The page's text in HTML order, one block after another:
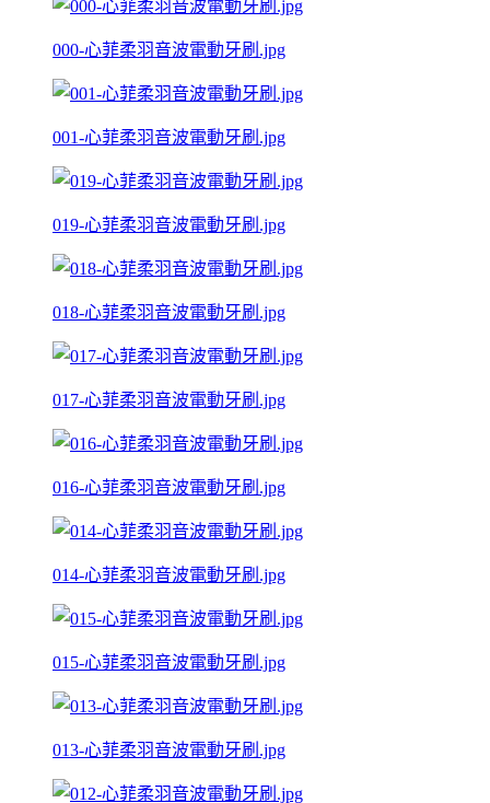
000-心菲柔羽音波電動牙刷.jpg
001-心菲柔羽音波電動牙刷.jpg
019-心菲柔羽音波電動牙刷.jpg
018-心菲柔羽音波電動牙刷.jpg
017-心菲柔羽音波電動牙刷.jpg
016-心菲柔羽音波電動牙刷.jpg
014-心菲柔羽音波電動牙刷.jpg
015-心菲柔羽音波電動牙刷.jpg
013-心菲柔羽音波電動牙刷.jpg